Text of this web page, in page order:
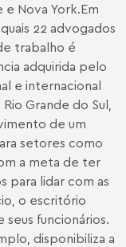
e Nova York.Em
22 advogados
trabalho é
adquirida pelo
e internacional
Grande do Sul,
de um
setores como
a meta de ter
para lidar com as
o escritório
funcionários.
disponibiliza a